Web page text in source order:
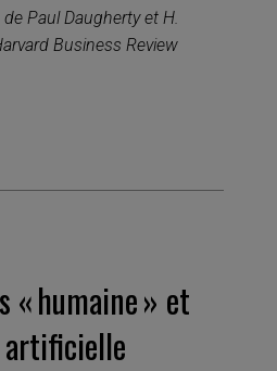
de Paul Daugherty et H.
Business Review
« humaine » et